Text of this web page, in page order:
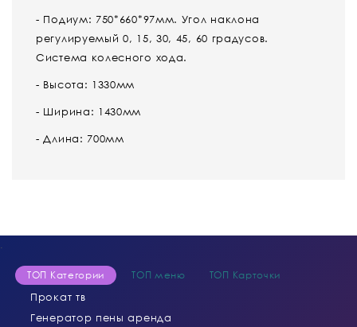
- Подиум: 750*660*97мм. Угол наклона
регулируемый 0, 15, 30, 45, 60 градусов.
Система колесного хода.
- Высота: 1330мм
- Ширина: 1430мм
- Длина: 700мм
.
ТОП Категории ТОП меню ТОП Карточки
Прокат тв
Генератор пены аренда